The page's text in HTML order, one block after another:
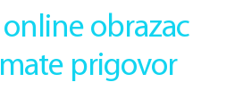
obrazac
prigovor